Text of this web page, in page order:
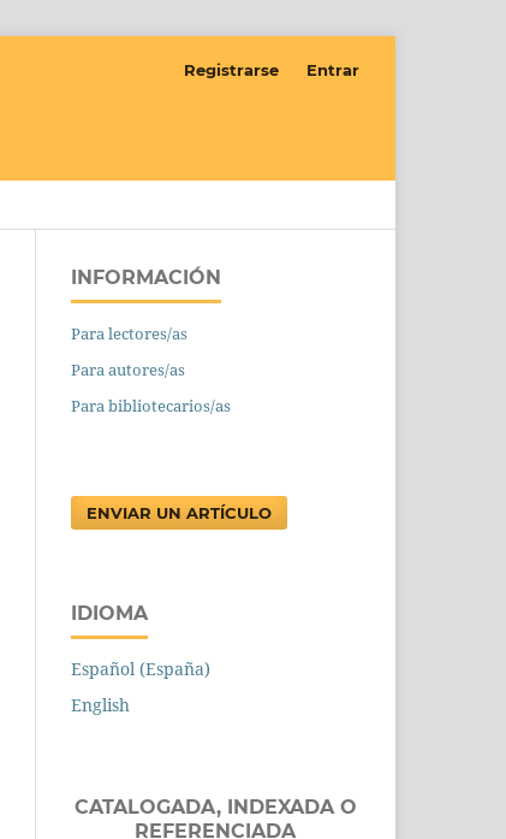
Registrarse Entrar
INFORMACIÓN
Para lectores/as
Para autores/as
Para bibliotecarios/as
ENVIAR UN ARTÍCULO
IDIOMA
Español (España)
English
CATALOGADA, INDEXADA O
REFERENCIADA